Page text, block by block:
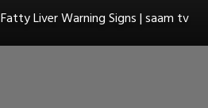
Fatty Liver Warning Signs | saam tv